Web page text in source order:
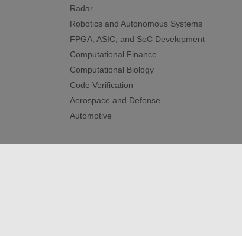
Radar
Robotics and Autonomous Systems
FPGA, ASIC, and SoC Development
Computational Finance
Computational Biology
Code Verification
Aerospace and Defense
Automotive